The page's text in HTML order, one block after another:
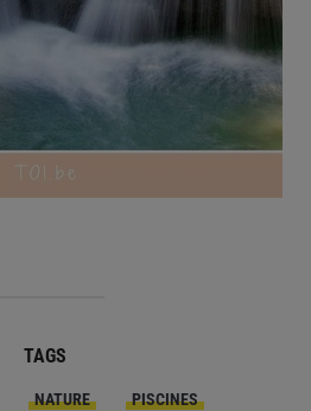
TAGS
NATURE
PISCINES